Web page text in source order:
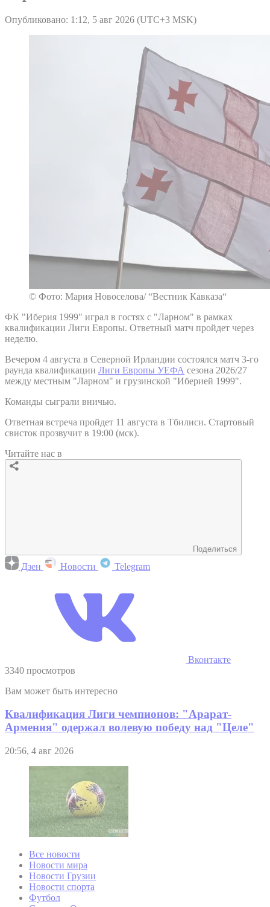
Опубликовано: 1:12, 5 авг 2026 (UTC+3 MSK)
© Фото: Мария Новоселова/ “Вестник Кавказа“
ФК "Иберия 1999" играл в гостях с "Ларном" в рамках
квалификации Лиги Европы. Ответный матч пройдет через
неделю.
Вечером 4 августа в Северной Ирландии состоялся матч 3-го
раунда квалификации Лиги Европы УЕФА сезона 2026/27
между местным "Ларном" и грузинской "Иберией 1999".
Команды сыграли вничью.
Ответная встреча пройдет 11 августа в Тбилиси. Стартовый
свисток прозвучит в 19:00 (мск).
Читайте нас в
Поделиться
Дзен Новости Telegram
Вконтакте
3340 просмотров
Вам может быть интересно
Квалификация Лиги чемпионов: "Арарат-
Армения" одержал волевую победу над "Целе"
20:56, 4 авг 2026
Все новости
Новости мира
Новости Грузии
Новости спорта
Футбол